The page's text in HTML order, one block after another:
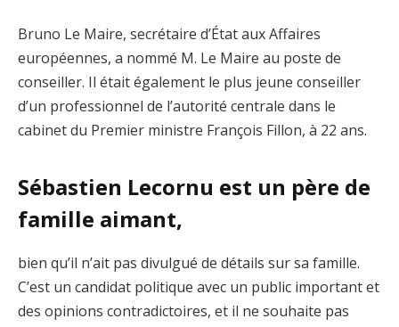
Bruno Le Maire, secrétaire d’État aux Affaires
européennes, a nommé M. Le Maire au poste de
conseiller. Il était également le plus jeune conseiller
d’un professionnel de l’autorité centrale dans le
cabinet du Premier ministre François Fillon, à 22 ans.
Sébastien Lecornu est un père de
famille aimant,
bien qu’il n’ait pas divulgué de détails sur sa famille.
C’est un candidat politique avec un public important et
des opinions contradictoires, et il ne souhaite pas